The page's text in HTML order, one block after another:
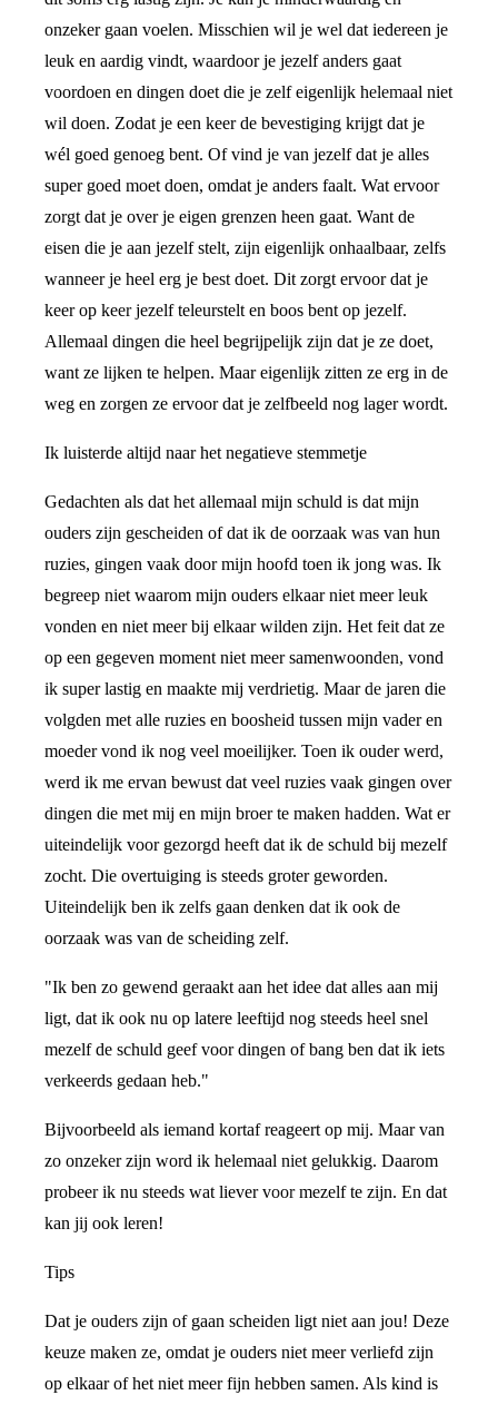
onzeker gaan voelen. Misschien wil je wel dat iedereen je
leuk en aardig vindt, waardoor je jezelf anders gaat
voordoen en dingen doet die je zelf eigenlijk helemaal niet
wil doen. Zodat je een keer de bevestiging krijgt dat je
wél goed genoeg bent. Of vind je van jezelf dat je alles
super goed moet doen, omdat je anders faalt. Wat ervoor
zorgt dat je over je eigen grenzen heen gaat. Want de
eisen die je aan jezelf stelt, zijn eigenlijk onhaalbaar, zelfs
wanneer je heel erg je best doet. Dit zorgt ervoor dat je
keer op keer jezelf teleurstelt en boos bent op jezelf.
Allemaal dingen die heel begrijpelijk zijn dat je ze doet,
want ze lijken te helpen. Maar eigenlijk zitten ze erg in de
weg en zorgen ze ervoor dat je zelfbeeld nog lager wordt.
Ik luisterde altijd naar het negatieve stemmetje
Gedachten als dat het allemaal mijn schuld is dat mijn
ouders zijn gescheiden of dat ik de oorzaak was van hun
ruzies, gingen vaak door mijn hoofd toen ik jong was. Ik
begreep niet waarom mijn ouders elkaar niet meer leuk
vonden en niet meer bij elkaar wilden zijn. Het feit dat ze
op een gegeven moment niet meer samenwoonden, vond
ik super lastig en maakte mij verdrietig. Maar de jaren die
volgden met alle ruzies en boosheid tussen mijn vader en
moeder vond ik nog veel moeilijker. Toen ik ouder werd,
werd ik me ervan bewust dat veel ruzies vaak gingen over
dingen die met mij en mijn broer te maken hadden. Wat er
uiteindelijk voor gezorgd heeft dat ik de schuld bij mezelf
zocht. Die overtuiging is steeds groter geworden.
Uiteindelijk ben ik zelfs gaan denken dat ik ook de
oorzaak was van de scheiding zelf.
"Ik ben zo gewend geraakt aan het idee dat alles aan mij
ligt, dat ik ook nu op latere leeftijd nog steeds heel snel
mezelf de schuld geef voor dingen of bang ben dat ik iets
verkeerds gedaan heb."
Bijvoorbeeld als iemand kortaf reageert op mij. Maar van
zo onzeker zijn word ik helemaal niet gelukkig. Daarom
probeer ik nu steeds wat liever voor mezelf te zijn. En dat
kan jij ook leren!
Tips
Dat je ouders zijn of gaan scheiden ligt niet aan jou! Deze
keuze maken ze, omdat je ouders niet meer verliefd zijn
op elkaar of het niet meer fijn hebben samen. Als kind is